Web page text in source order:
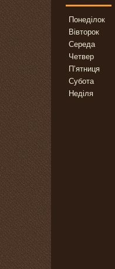
Понеділок
Вівторок
Середа
Четвер
Пʼятниця
Субота
Неділя